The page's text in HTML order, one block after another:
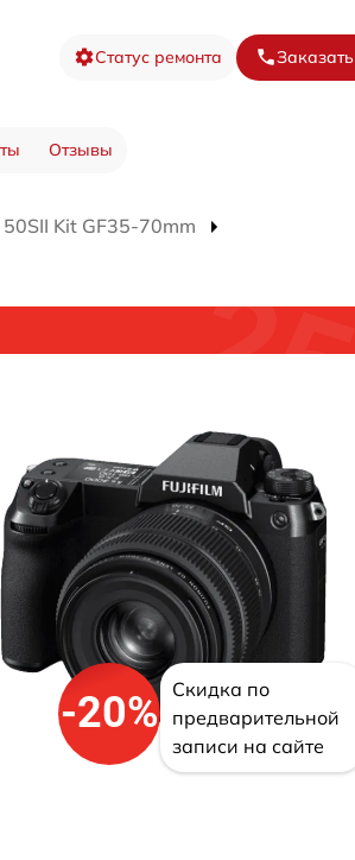
Статус ремонта
Отзывы
Kit GF35-70mm
-20%
Скидка по
предварительной
записи на сайте